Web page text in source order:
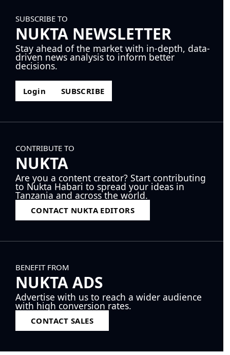
SUBSCRIBE TO
NUKTA NEWSLETTER
Stay ahead of the market with in-depth, data-
driven news analysis to inform better
decisions.
Login SUBSCRIBE
CONTRIBUTE TO
NUKTA
Are you a content creator? Start contributing
to Nukta Habari to spread your ideas in
Tanzania and across the world.
CONTACT NUKTA EDITORS
BENEFIT FROM
NUKTA ADS
Advertise with us to reach a wider audience
with high conversion rates.
CONTACT SALES